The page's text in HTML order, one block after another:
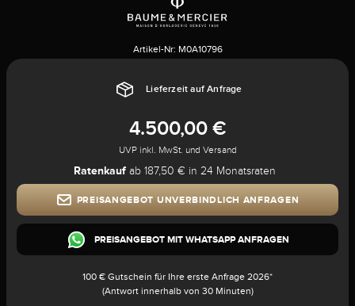
Artikel-Nr: M0A10796
Lieferzeit auf Anfrage
4.500,00 €
UVP inkl. MwSt. und Versand
Ratenkaufab 187,50 € in 24 Monatsraten
PREISANGEBOT UNVERBINDLICH ANFRAGEN
PREISANGEBOT MIT WHATSAPP ANFRAGEN
100 € Gutschein für Ihre erste Anfrage 2026*
(Antwort innerhalb von 30 Minuten)